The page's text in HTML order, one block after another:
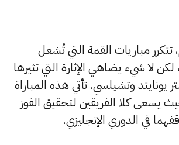
تتكرر مباريات القمة التي تُشعل
لا شيء يضاهي الإثارة التي تثيرها
وتشيلسي. تأتي هذه المباراة
يسعى كلا الفريقين لتحقيق الفوز
في الدوري الإنجليزي.